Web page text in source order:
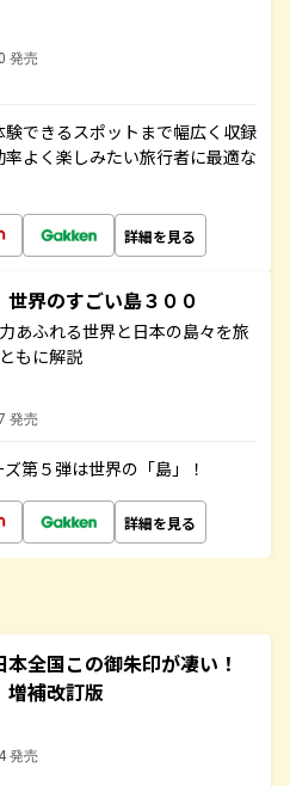
発売
できるスポットまで幅広く収録
よく楽しみたい旅行者に最適な
詳細を見る
界のすごい島３００
あふれる世界と日本の島々を旅
もに解説
発売
第５弾は世界の「島」！
詳細を見る
全国この御朱印が凄い！
補改訂版
発売